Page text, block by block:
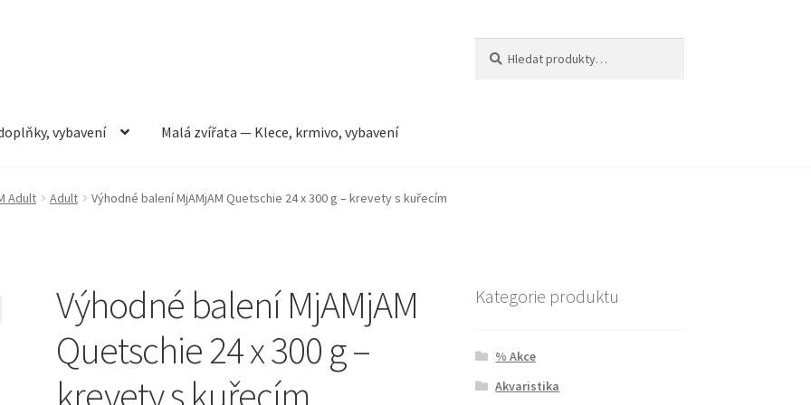
vybavení Malá zvířata — Klece, krmivo, vybavení
vybavení Můj účet Obchod Pokladna Vše pro kočky
Adult Adult Výhodné balení MjAMjAM Quetschie 24 x 300 g – krevety s kuřecím
Výhodné balení MjAMjAM
Quetschie 24 x 300 g –
krevety s kuřecím
Kategorie produktu
% Akce
Akvaristika